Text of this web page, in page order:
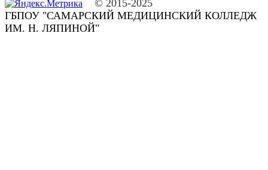
© 2015-2025
ГБПОУ "САМАРСКИЙ МЕДИЦИНСКИЙ КОЛЛЕДЖ
ИМ. Н. ЛЯПИНОЙ"